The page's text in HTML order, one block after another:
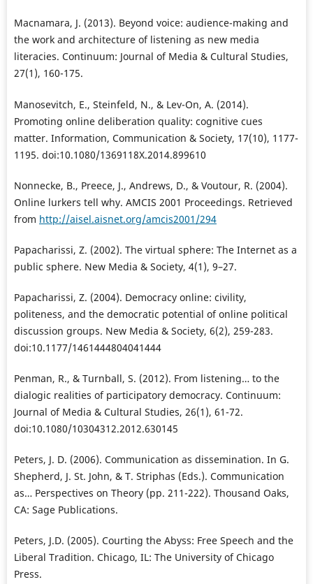
Macnamara, J. (2013). Beyond voice: audience-making and
the work and architecture of listening as new media
literacies. Continuum: Journal of Media & Cultural Studies,
27(1), 160-175.
Manosevitch, E., Steinfeld, N., & Lev-On, A. (2014).
Promoting online deliberation quality: cognitive cues
matter. Information, Communication & Society, 17(10), 1177-
1195. doi:10.1080/1369118X.2014.899610
Nonnecke, B., Preece, J., Andrews, D., & Voutour, R. (2004).
Online lurkers tell why. AMCIS 2001 Proceedings. Retrieved
from http://aisel.aisnet.org/amcis2001/294
Papacharissi, Z. (2002). The virtual sphere: The Internet as a
public sphere. New Media & Society, 4(1), 9–27.
Papacharissi, Z. (2004). Democracy online: civility,
politeness, and the democratic potential of online political
discussion groups. New Media & Society, 6(2), 259-283.
doi:10.1177/1461444804041444
Penman, R., & Turnball, S. (2012). From listening… to the
dialogic realities of participatory democracy. Continuum:
Journal of Media & Cultural Studies, 26(1), 61-72.
doi:10.1080/10304312.2012.630145
Peters, J. D. (2006). Communication as dissemination. In G.
Shepherd, J. St. John, & T. Striphas (Eds.). Communication
as… Perspectives on Theory (pp. 211-222). Thousand Oaks,
CA: Sage Publications.
Peters, J.D. (2005). Courting the Abyss: Free Speech and the
Liberal Tradition. Chicago, IL: The University of Chicago
Press.